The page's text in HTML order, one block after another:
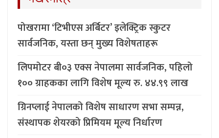
पोखरामा ‘टिभीएस अर्बिटर’ इलेक्ट्रिक स्कुटर
सार्वजनिक, यस्ता छन् मुख्य विशेषताहरू
लिपमोटर बी०३ एक्स नेपालमा सार्वजनिक, पहिलो
१०० ग्राहकका लागि विशेष मूल्य रु. ४४.९९ लाख
ग्रिनप्लाई नेपालको विशेष साधारण सभा सम्पन्न,
संस्थापक शेयरको प्रिमियम मूल्य निर्धारण